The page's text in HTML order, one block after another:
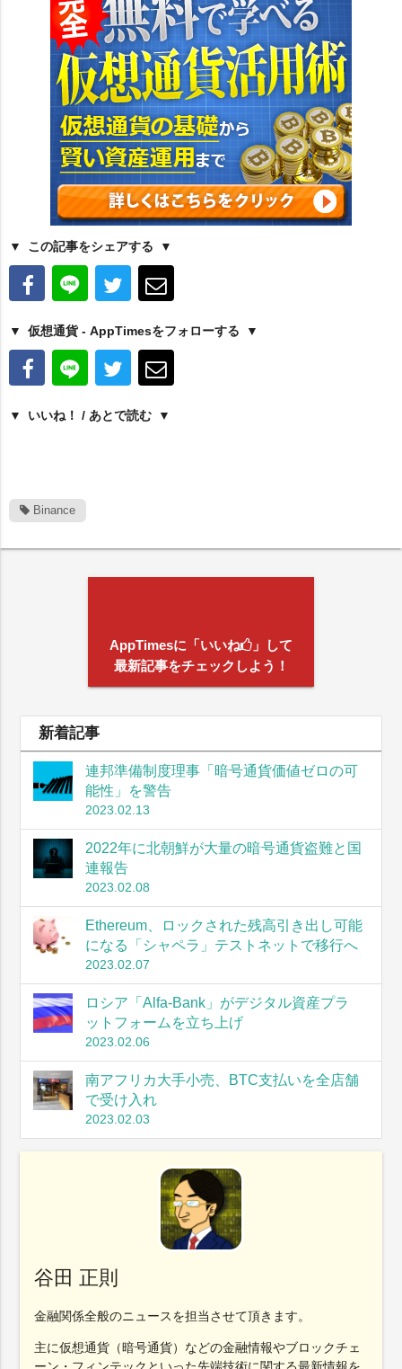
この記事をシェアする
仮想通貨 - AppTimesをフォローする
いいね！ / あとで読む
Binance
AppTimesに「いいね
」して
最新記事をチェックしよう！
新着記事
連邦準備制度理事「暗号通貨価値ゼロの可
能性」を警告
2023.02.13
2022年に北朝鮮が大量の暗号通貨盗難と国
連報告
2023.02.08
Ethereum、ロックされた残高引き出し可能
になる「シャペラ」テストネットで移行へ
2023.02.07
ロシア「Alfa-Bank」がデジタル資産プラ
ットフォームを立ち上げ
2023.02.06
南アフリカ大手小売、BTC支払いを全店舗
で受け入れ
2023.02.03
谷田 正則
金融関係全般のニュースを担当させて頂きます。
主に仮想通貨（暗号通貨）などの金融情報やブロックチェ
ーン・フィンテックといった先端技術に関する最新情報を